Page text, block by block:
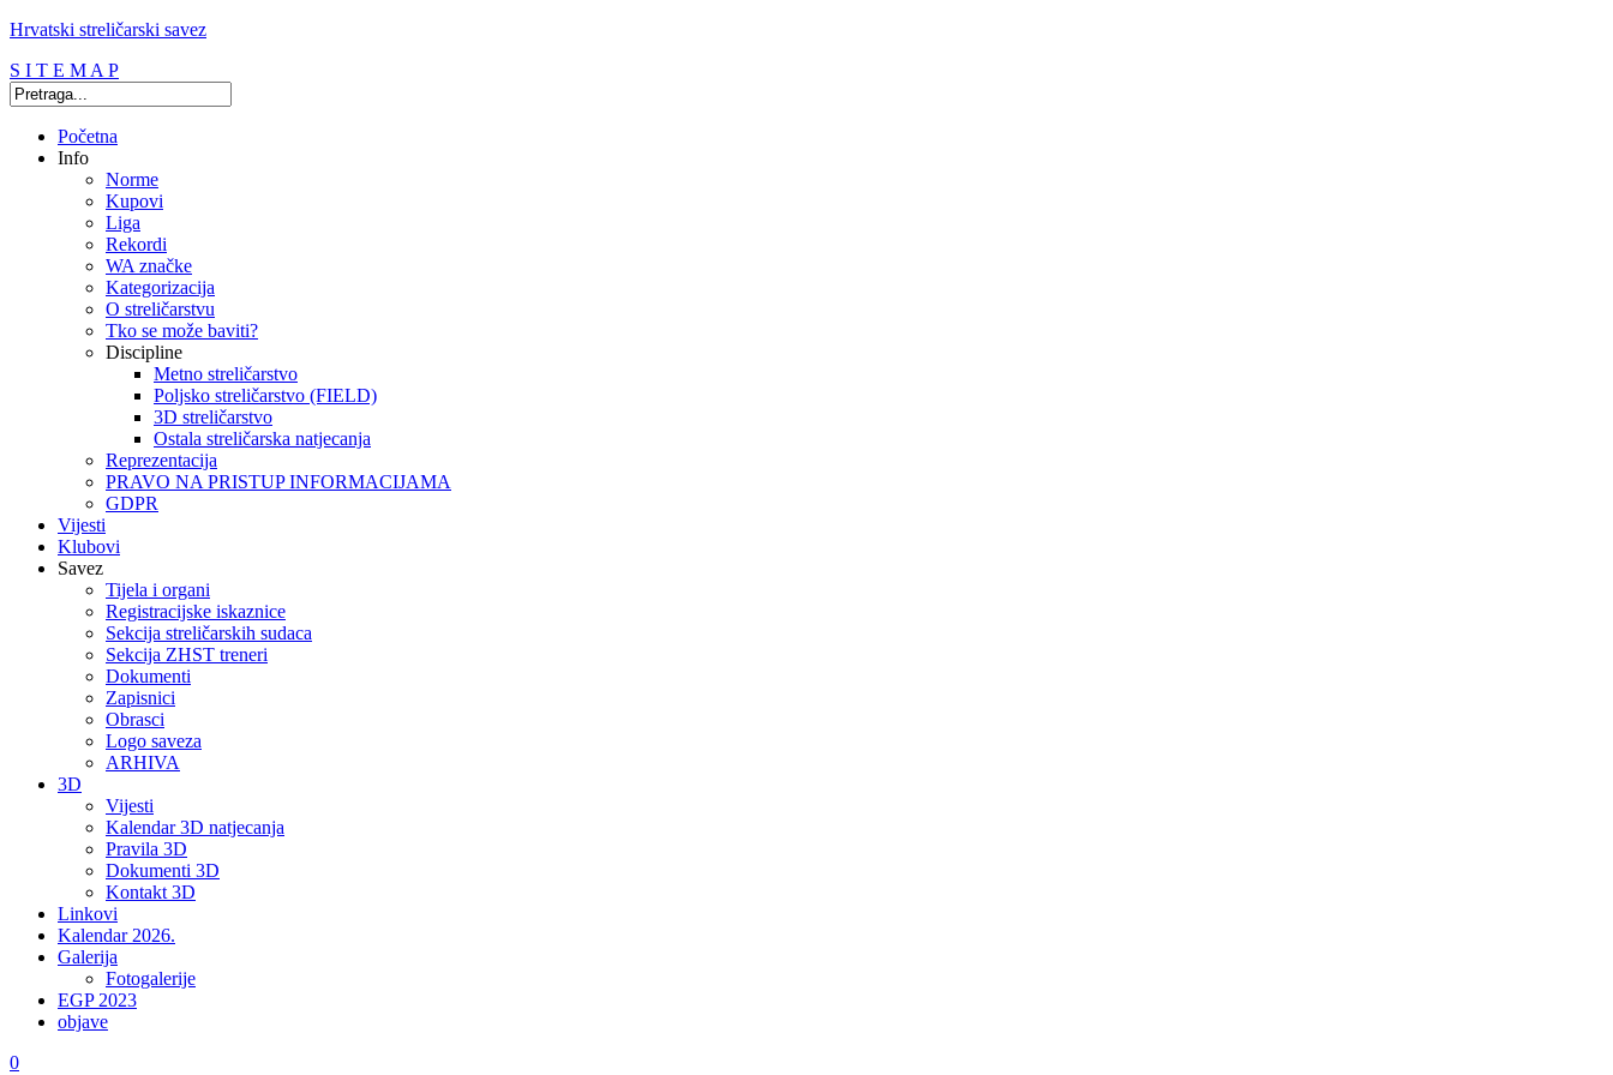
Hrvatski streličarski savez
S I T E M A P
Početna
Info
Norme
Kupovi
Liga
Rekordi
WA značke
Kategorizacija
O streličarstvu
Tko se može baviti?
Discipline
Metno streličarstvo
Poljsko streličarstvo (FIELD)
3D streličarstvo
Ostala streličarska natjecanja
Reprezentacija
PRAVO NA PRISTUP INFORMACIJAMA
GDPR
Vijesti
Klubovi
Savez
Tijela i organi
Registracijske iskaznice
Sekcija streličarskih sudaca
Sekcija ZHST treneri
Dokumenti
Zapisnici
Obrasci
Logo saveza
ARHIVA
3D
Vijesti
Kalendar 3D natjecanja
Pravila 3D
Dokumenti 3D
Kontakt 3D
Linkovi
Kalendar 2026.
Galerija
Fotogalerije
EGP 2023
objave
0